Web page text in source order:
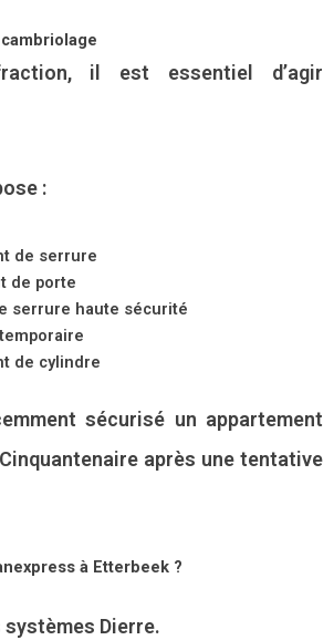
il est essentiel d’agir
:
de serrure
de porte
serrure haute sécurité
de cylindre
sécurisé un appartement
après une tentative
à Etterbeek ?
Dierre.